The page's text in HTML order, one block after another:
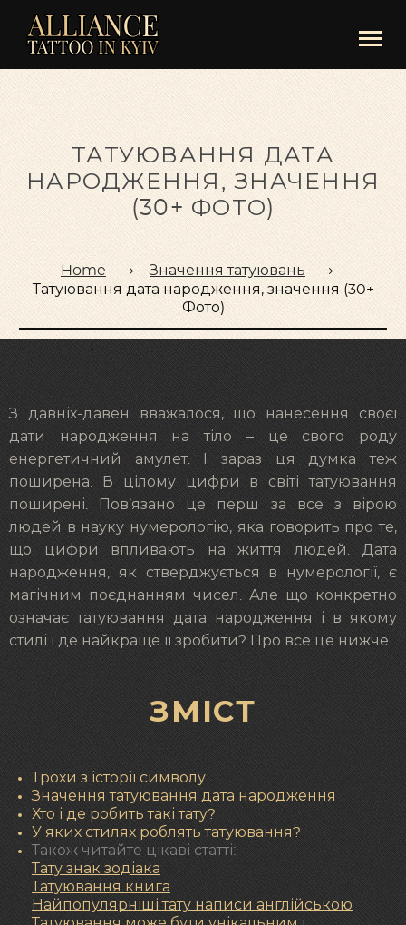
ТАТУЮВАННЯ ДАТА
НАРОДЖЕННЯ, ЗНАЧЕННЯ
(30+ ФОТО)
Home
Значення татуювань
Татуювання дата народження, значення (30+
Фото)
З давніх-давен вважалося, що нанесення своєї
дати народження на тіло – це свого роду
енергетичний амулет. І зараз ця думка теж
поширена. В цілому цифри в світі татуювання
поширені. Пов’язано це перш за все з вірою
людей в науку нумерологію, яка говорить про те,
що цифри впливають на життя людей. Дата
народження, як стверджується в нумерології, є
магічним поєднанням чисел. Але що конкретно
означає татуювання дата народження і в якому
стилі і де найкраще її зробити? Про все це нижче.
ЗМІСТ
Трохи з історії символу
Значення татуювання дата народження
Хто і де робить такі тату?
У яких стилях роблять татуювання?
Також читайте цікаві статті:
Тату знак зодіака
Татуювання книга
Найпопулярніші тату написи англійською